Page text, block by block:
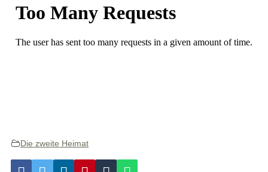
Die zweite Heimat